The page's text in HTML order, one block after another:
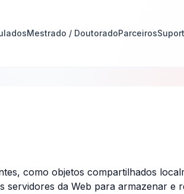
DOUTORADO
MBA
Mestrado / DoutoradoParceiros
como objetos compartilhados
servidores da Web para armazenar e